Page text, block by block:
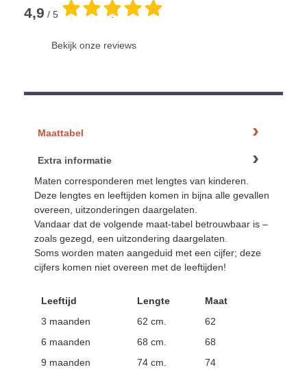
4,9 / 5 .
Bekijk onze reviews
Maattabel
Extra informatie
Maten corresponderen met lengtes van kinderen.
Deze lengtes en leeftijden komen in bijna alle gevallen
overeen, uitzonderingen daargelaten.
Vandaar dat de volgende maat-tabel betrouwbaar is –
zoals gezegd, een uitzondering daargelaten.
Soms worden maten aangeduid met een cijfer; deze
cijfers komen niet overeen met de leeftijden!
Leeftijd Lengte
Maat
3 maanden
62 cm.
62
6 maanden
68 cm.
68
9 maanden
74 cm. 74